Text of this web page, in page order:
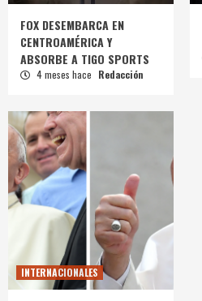
FOX DESEMBARCA EN
CENTROAMÉRICA Y
ABSORBE A TIGO SPORTS
4 meses hace Redacción
INTERNACIONALES